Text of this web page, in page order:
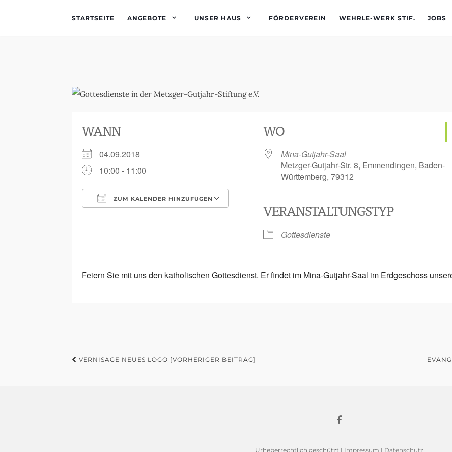
STARTSEITE ANGEBOTE UNSER HAUS FÖRDERVEREIN WEHRLE-WERK STIF. JOBS
WANN
04.09.2018
10:00 - 11:00
ZUM KALENDER HINZUFÜGEN
Google Kalender iCalendar
WO
Mina-Gutjahr-Saal
Metzger-Gutjahr-Str. 8, Emmendingen, Baden-
Württemberg, 79312
VERANSTALTUNGSTYP
Gottesdienste
Feiern Sie mit uns den katholischen Gottesdienst. Er findet im Mina-Gutjahr-Saal im Erdgeschoss
VERNISAGE NEUES LOGO [VORHERIGER BEITRAG]
Urheberrechtlich geschützt | Impressum | Datenschutz